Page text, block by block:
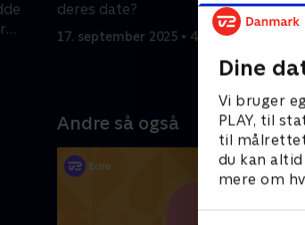
Dine
Vi bruger
PLAY, til
til
du kan
mere om
deres date?
17. september 2025 • 46 min
Andre så også